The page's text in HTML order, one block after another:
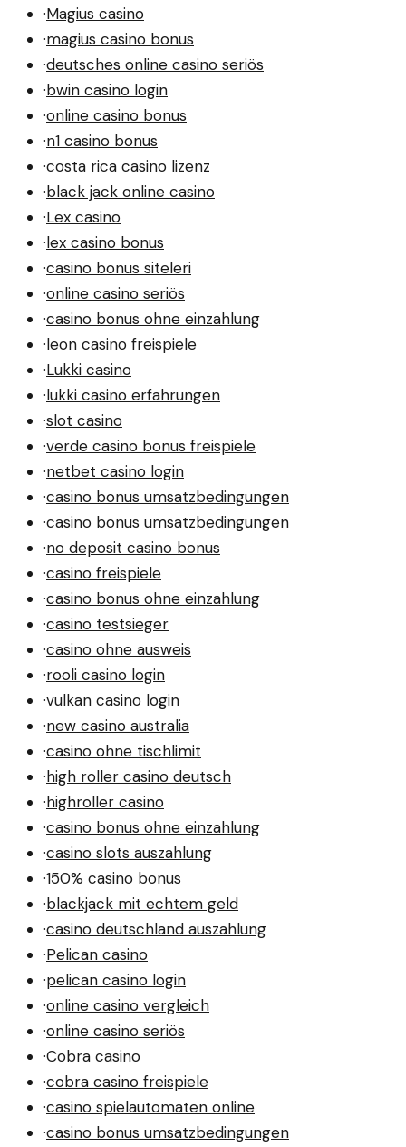
·Magius casino
·magius casino bonus
·deutsches online casino seriös
·bwin casino login
·online casino bonus
·n1 casino bonus
·costa rica casino lizenz
·black jack online casino
·Lex casino
·lex casino bonus
·casino bonus siteleri
·online casino seriös
·casino bonus ohne einzahlung
·leon casino freispiele
·Lukki casino
·lukki casino erfahrungen
·slot casino
·verde casino bonus freispiele
·netbet casino login
·casino bonus umsatzbedingungen
·casino bonus umsatzbedingungen
·no deposit casino bonus
·casino freispiele
·casino bonus ohne einzahlung
·casino testsieger
·casino ohne ausweis
·rooli casino login
·vulkan casino login
·new casino australia
·casino ohne tischlimit
·high roller casino deutsch
·highroller casino
·casino bonus ohne einzahlung
·casino slots auszahlung
·150% casino bonus
·blackjack mit echtem geld
·casino deutschland auszahlung
·Pelican casino
·pelican casino login
·online casino vergleich
·online casino seriös
·Cobra casino
·cobra casino freispiele
·casino spielautomaten online
·casino bonus umsatzbedingungen